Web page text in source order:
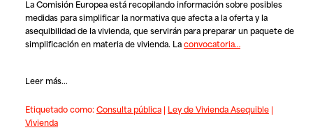
La Comisión Europea está recopilando información sobre posibles
medidas para simplificar la normativa que afecta a la oferta y la
asequibilidad de la vivienda, que servirán para preparar un paquete de
simplificación en materia de vivienda. Laconvocatoria…
Leer más...
Etiquetado como:Consulta pública| Ley de Vivienda Asequible|
Vivienda